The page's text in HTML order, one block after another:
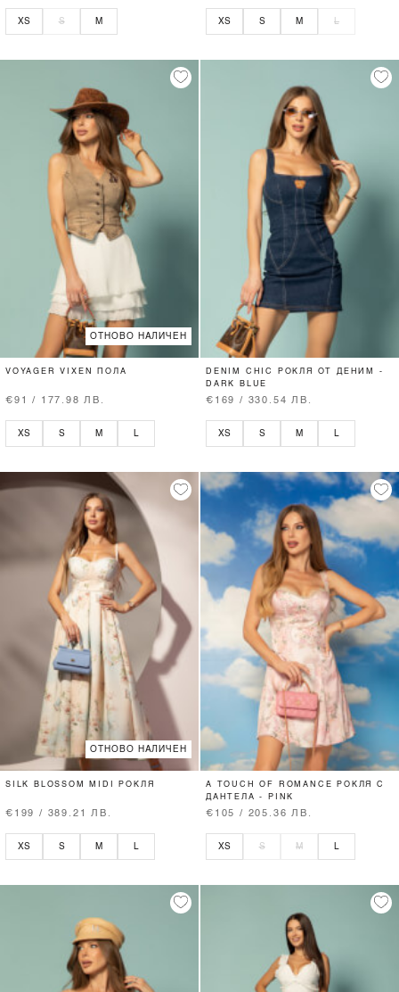
XS S M XS S M L
ОТНОВО НАЛИЧЕН
VOYAGER VIXEN ПОЛА
€91 / 177.98 ЛВ.
XS S M L
DENIM CHIC РОКЛЯ ОТ ДЕНИМ -
DARK BLUE
€169 / 330.54 ЛВ.
XS S M L
ОТНОВО НАЛИЧЕН
SILK BLOSSOM MIDI РОКЛЯ
€199 / 389.21 ЛВ.
XS S M
A TOUCH OF ROMANCE РОКЛЯ С
ДАНТЕЛА - PINK
€105 / 205.36 ЛВ.
XS S M